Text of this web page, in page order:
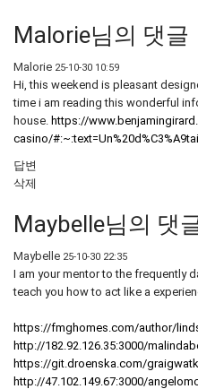
Malorie님의 댓글
Malorie 25-10-30 10:59
Hi, this weekend is pleasant
time i am reading this wonderful
house. https://
casino/
답변
삭제
Maybelle님의 댓
Maybelle 25-10-30 22:35
I am your mentor to the frequently
teach you how to act like a
https://fmghomes.com/author/
http://182.92.126.35:3000/
https://git.droenska.com/
http://47.102.149.67:3000/